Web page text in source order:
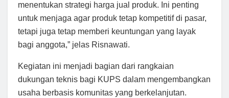
menentukan strategi harga jual produk. Ini penting
untuk menjaga agar produk tetap kompetitif di pasar,
tetapi juga tetap memberi keuntungan yang layak
bagi anggota,” jelas Risnawati.
Kegiatan ini menjadi bagian dari rangkaian
dukungan teknis bagi KUPS dalam mengembangkan
usaha berbasis komunitas yang berkelanjutan.